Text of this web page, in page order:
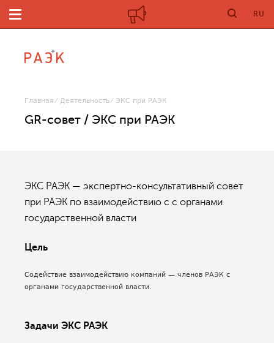
RU
Главная Деятельность ЭКС при РАЭК
GR-совет / ЭКС при РАЭК
ЭКС РАЭК — экспертно-консультативный совет
при РАЭК по взаимодействию с с органами
государственной власти
Цель
Содействие взаимодействию компаний — членов РАЭК с
органами государственной власти.
Задачи ЭКС РАЭК